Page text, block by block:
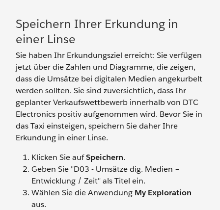
Speichern Ihrer Erkundung in
einer Linse
Sie haben Ihr Erkundungsziel erreicht: Sie verfügen
jetzt über die Zahlen und Diagramme, die zeigen,
dass die Umsätze bei digitalen Medien angekurbelt
werden sollten. Sie sind zuversichtlich, dass Ihr
geplanter Verkaufswettbewerb innerhalb von DTC
Electronics positiv aufgenommen wird. Bevor Sie in
das Taxi einsteigen, speichern Sie daher Ihre
Erkundung in einer Linse.
Klicken Sie aufSpeichern.
Geben Sie "D03 - Umsätze dig. Medien –
Entwicklung / Zeit" als Titel ein.
Wählen Sie die Anwendung My Exploration
aus.